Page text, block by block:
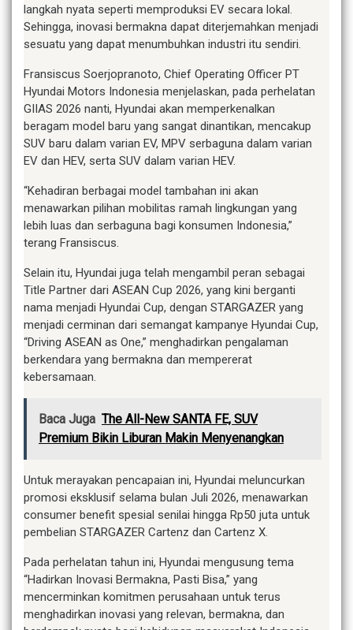
langkah nyata seperti memproduksi EV secara lokal.
Sehingga, inovasi bermakna dapat diterjemahkan menjadi
sesuatu yang dapat menumbuhkan industri itu sendiri.
Fransiscus Soerjopranoto, Chief Operating Officer PT
Hyundai Motors Indonesia menjelaskan, pada perhelatan
GIIAS 2026 nanti, Hyundai akan memperkenalkan
beragam model baru yang sangat dinantikan, mencakup
SUV baru dalam varian EV, MPV serbaguna dalam varian
EV dan HEV, serta SUV dalam varian HEV.
“Kehadiran berbagai model tambahan ini akan
menawarkan pilihan mobilitas ramah lingkungan yang
lebih luas dan serbaguna bagi konsumen Indonesia,”
terang Fransiscus.
Selain itu, Hyundai juga telah mengambil peran sebagai
Title Partner dari ASEAN Cup 2026, yang kini berganti
nama menjadi Hyundai Cup, dengan STARGAZER yang
menjadi cerminan dari semangat kampanye Hyundai Cup,
“Driving ASEAN as One,” menghadirkan pengalaman
berkendara yang bermakna dan mempererat
kebersamaan.
Baca Juga The All-New SANTA FE, SUV
Premium Bikin Liburan Makin Menyenangkan
Untuk merayakan pencapaian ini, Hyundai meluncurkan
promosi eksklusif selama bulan Juli 2026, menawarkan
consumer benefit spesial senilai hingga Rp50 juta untuk
pembelian STARGAZER Cartenz dan Cartenz X.
Pada perhelatan tahun ini, Hyundai mengusung tema
“Hadirkan Inovasi Bermakna, Pasti Bisa,” yang
mencerminkan komitmen perusahaan untuk terus
menghadirkan inovasi yang relevan, bermakna, dan